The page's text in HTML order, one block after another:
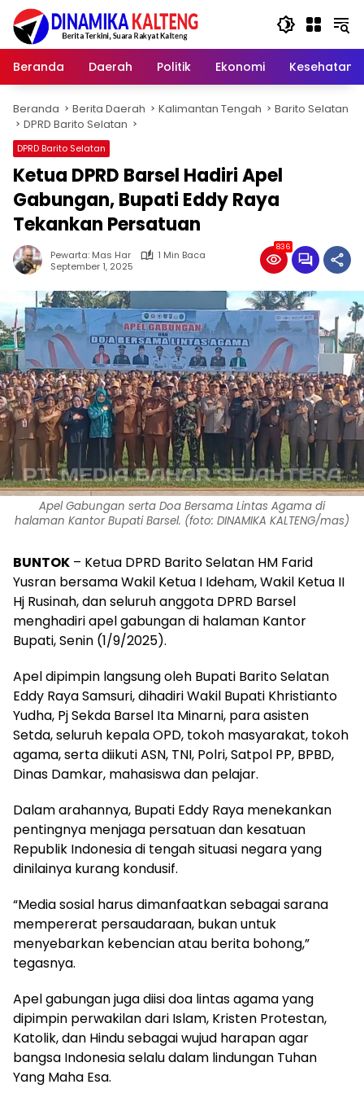
Langsung
konten
Beranda
Daerah Politik Ekonomi Kesehatan
Beranda Berita Daerah Kalimantan Tengah
Barito Selatan
DPRD Barito Selatan
DPRD Barito Selatan
Ketua DPRD Barsel Hadiri Apel
Gabungan, Bupati Eddy Raya
Tekankan Persatuan
Pewarta: Mas Har
1 Min Baca
September 1, 2025
836
Apel Gabungan serta Doa Bersama Lintas Agama di
halaman Kantor Bupati Barsel. (foto: DINAMIKA KALTENG/mas)
BUNTOK – Ketua DPRD Barito Selatan HM Farid
Yusran bersama Wakil Ketua I Ideham, Wakil Ketua II
Hj Rusinah, dan seluruh anggota DPRD Barsel
menghadiri apel gabungan di halaman Kantor
Bupati, Senin (1/9/2025).
Apel dipimpin langsung oleh Bupati Barito Selatan
Eddy Raya Samsuri, dihadiri Wakil Bupati Khristianto
Yudha, Pj Sekda Barsel Ita Minarni, para asisten
Setda, seluruh kepala OPD, tokoh masyarakat, tokoh
agama, serta diikuti ASN, TNI, Polri, Satpol PP, BPBD,
Dinas Damkar, mahasiswa dan pelajar.
Dalam arahannya, Bupati Eddy Raya menekankan
pentingnya menjaga persatuan dan kesatuan
Republik Indonesia di tengah situasi negara yang
dinilainya kurang kondusif.
“Media sosial harus dimanfaatkan sebagai sarana
mempererat persaudaraan, bukan untuk
menyebarkan kebencian atau berita bohong,”
tegasnya.
Apel gabungan juga diisi doa lintas agama yang
dipimpin perwakilan dari Islam, Kristen Protestan,
Katolik, dan Hindu sebagai wujud harapan agar
bangsa Indonesia selalu dalam lindungan Tuhan
Yang Maha Esa.